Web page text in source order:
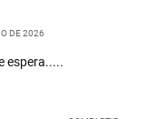
DE 2026
espera.....